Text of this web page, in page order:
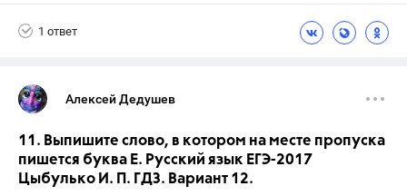
1 ответ
Алексей Дедушев
11. Выпишите слово, в котором на месте пропуска
пишется буква Е. Русский язык ЕГЭ-2017
Цыбулько И. П. ГДЗ. Вариант 12.